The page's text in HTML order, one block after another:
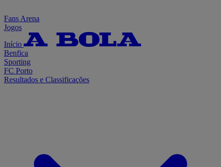
Fans Arena
Jogos
Início
Benfica
Sporting
FC Porto
Resultados e Classificações